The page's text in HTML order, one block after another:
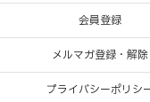
会員登録
メルマガ登録・解除
プライバシーポリシ